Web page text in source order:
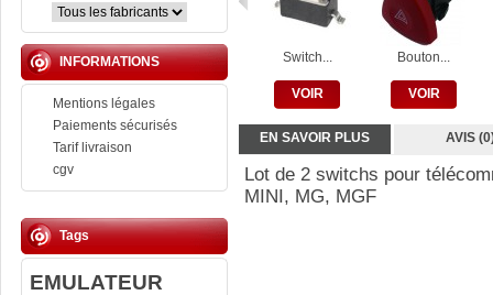
INFORMATIONS
Mentions légales
Paiements sécurisés
Tarif livraison
cgv
Tags
EMULATEUR
Switch...
VOIR
Bouton...
VOIR
EN SAVOIR PLUS AVIS
Lot de 2 switchs pour
MINI, MG, MGF